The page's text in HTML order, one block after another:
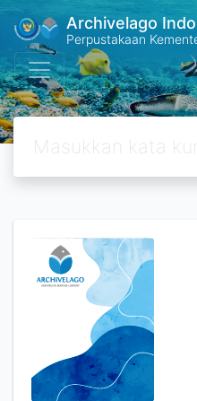
Archivelago
Perpustakaan